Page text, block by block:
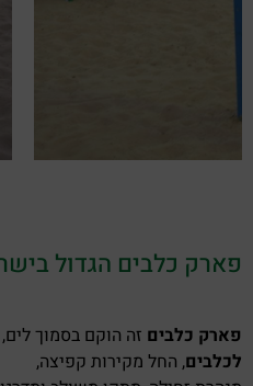
פארק כלבים הגדול
פארק כלבים זה הוקם בסמוך לים,
לכלבים, החל מקירות קפיצה,